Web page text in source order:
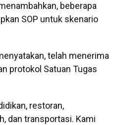
beberapa
SOP untuk skenario
telah menerima
protokol Satuan Tugas
restoran,
dan transportasi. Kami